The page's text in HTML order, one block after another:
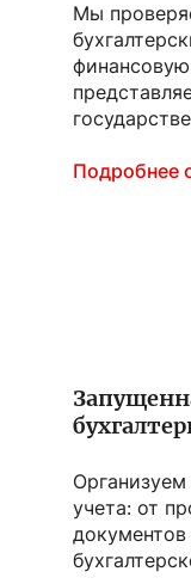
Мы
Подробнее
Организуем
учета: от